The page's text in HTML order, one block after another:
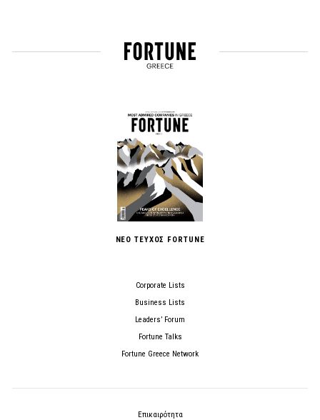
ΝΕΟ ΤΕΥΧΟΣ FORTUNE
Corporate Lists
Business Lists
Leaders’ Forum
Fortune Talks
Fortune Greece Network
Επικαιρότητα